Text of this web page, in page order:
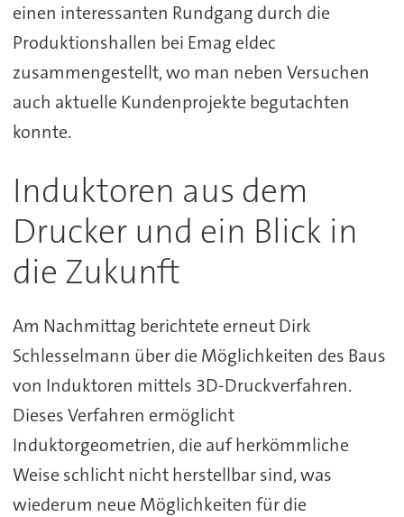
einen interessanten Rundgang durch die
Produktionshallen bei Emag eldec
zusammengestellt, wo man neben Versuchen
auch aktuelle Kundenprojekte begutachten
konnte.
Induktoren aus dem
Drucker und ein Blick in
die Zukunft
Am Nachmittag berichtete erneut Dirk
Schlesselmann über die Möglichkeiten des Baus
von Induktoren mittels 3D-Druckverfahren.
Dieses Verfahren ermöglicht
Induktorgeometrien, die auf herkömmliche
Weise schlicht nicht herstellbar sind, was
wiederum neue Möglichkeiten für die